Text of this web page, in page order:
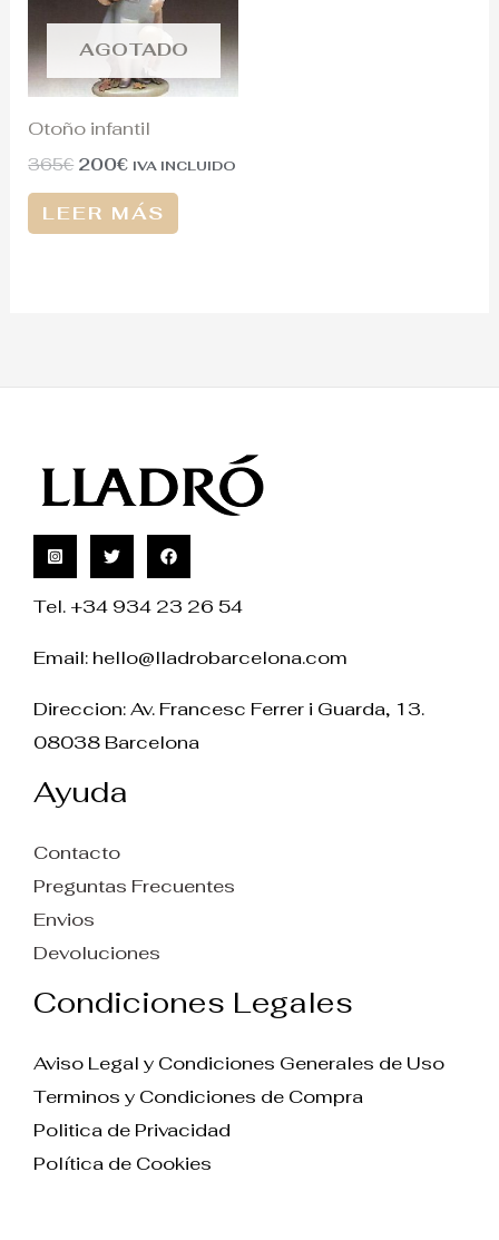
AGOTADO
Otoño infantil
365€ 200€ IVA INCLUIDO
LEER MÁS
Tel. +34 934 23 26 54
Email: hello@lladrobarcelona.com
Direccion: Av. Francesc Ferrer i Guarda, 13.
08038 Barcelona
Ayuda
Contacto
Preguntas Frecuentes
Envios
Devoluciones
Condiciones Legales
Aviso Legal y Condiciones Generales de Uso
Terminos y Condiciones de Compra
Politica de Privacidad
Política de Cookies